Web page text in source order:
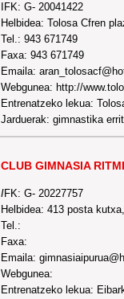
IFK: G- 20041422
Helbidea: Tolosa Cfren
Tel.: 943 671749
Faxa: 943 671749
Emaila:
Webgunea: http://
Entrenatzeko lekua:
Jarduerak: gimnastika
CLUB GIMNASIA
IFK: G- 20227757
Helbidea: 413 posta
Tel.:
Faxa:
Emaila:
Webgunea:
Entrenatzeko lekua: